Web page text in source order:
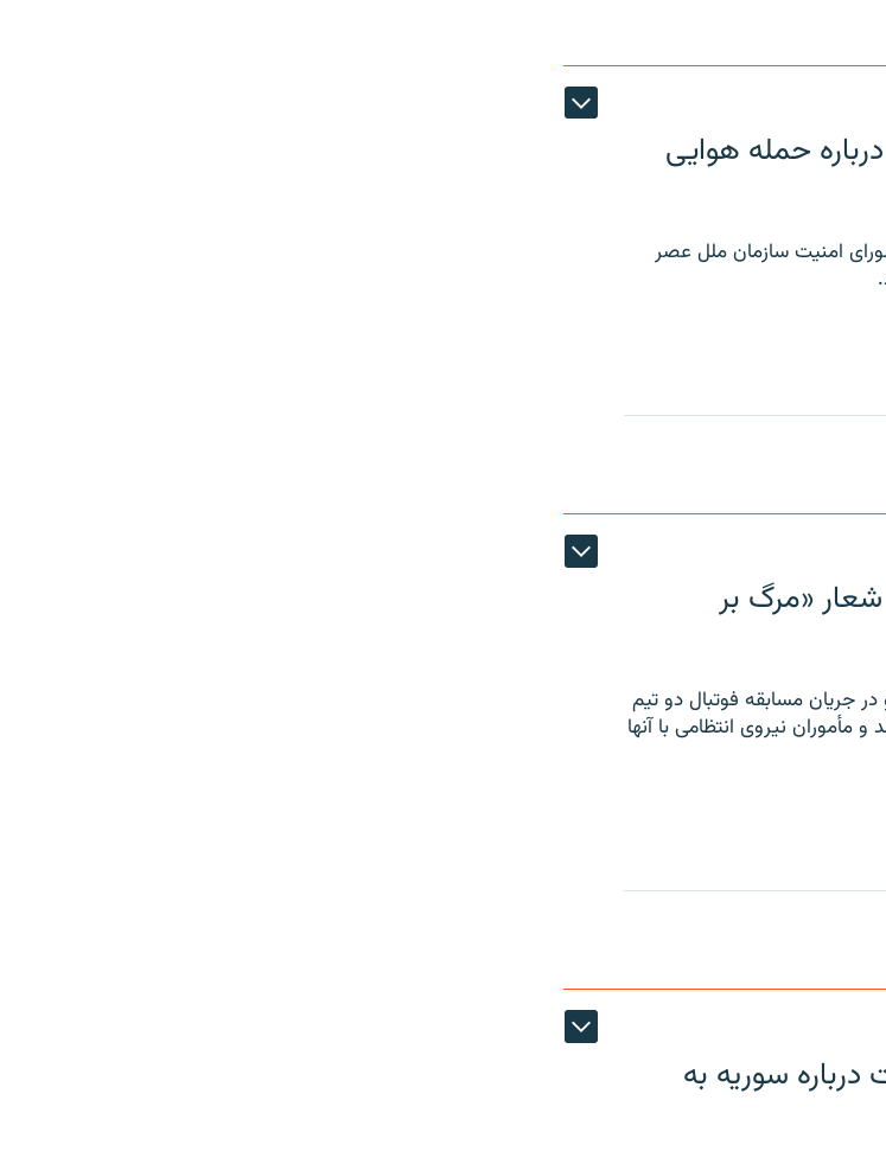
حمله هوایی
امنیت سازمان ملل عصر
شعار «مرگ بر
جریان مسابقه فوتبال دو تیم
مأموران نیروی انتظامی با آنها
سوریه به